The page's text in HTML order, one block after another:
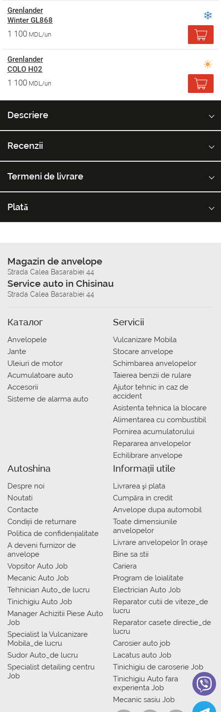
Grenlander
Winter GL868
1 100 MDL/un
Grenlander
COLO H02
1 100 MDL/un
Descriere
Recenzii
Termeni de livrare
Plată
Magazin de anvelope
Strada Calea Basarabiei 44
Service auto in Chisinau
Strada Calea Basarabiei 44
Каталог
Anvelopele
Jante
Uleiuri de motor
Acumulatoare auto
Accesorii
Sisteme de alarma auto
Servicii
Vulcanizare Mobila
Stocare anvelope
Schimbarea anvelopelor
Taierea benzii de rulare
Ajutor tehnic in caz de
accident
Asistenta tehnica la blocare
Alimentarea cu combustibil
Pornirea acumulatorului
Repararea anvelopelor
Echilibrare anvelope
Autoshina
Despre noi
Noutati
Contacte
Condiții de returnare
Politica de confidențialitate
A deveni furnizor de
anvelope
Vopsitor Auto Job
Mecanic Auto Job
Tehnician Auto_de lucru
Tinichigiu Auto Job
Manager Achizitii Piese Auto
Job
Specialist la Vulcanizare
Mobila_de lucru
Sudor Auto_de lucru
Specialist detailing centru
Job
Informații utile
Livrarea şi plata
Сumpăra in credit
Anvelope dupa automobil
Toate dimensiunile
anvelopelor
Livrare anvelopelor în orașe
Bine sa stii
Cariera
Program de loialitate
Electrician Auto Job
Reparator cutii de viteze_de
lucru
Reparator casete directie_de
lucru
Carosier auto job
Lacatus auto Job
Tinichigiu de caroserie Job
Tinichigiu Auto fara
experienta Job
Mecanic sasiu Job